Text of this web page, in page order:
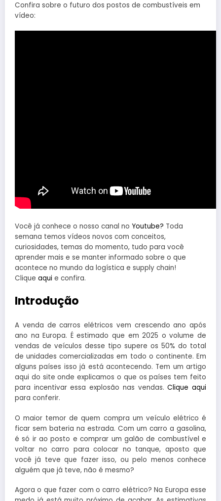
Confira sobre o futuro dos postos de combustíveis em
vídeo:
Você já conhece o nosso canal no Youtube? Toda
semana temos vídeos novos com conceitos,
curiosidades, temas do momento, tudo para você
aprender mais e se manter informado sobre o que
acontece no mundo da logística e supply chain!
Clique aqui e confira.
Introdução
A venda de carros elétricos vem crescendo ano após
ano na Europa. É estimado que em 2025 o volume de
vendas de veículos desse tipo supere os 50% do total
de unidades comercializadas em todo o continente. Em
alguns países isso já está acontecendo. Tem um artigo
aqui do site onde explicamos o que os países tem feito
para incentivar essa explosão nas vendas.Clique aqui
para conferir.
O maior temor de quem compra um veículo elétrico é
ficar sem bateria na estrada. Com um carro a gasolina,
é só ir ao posto e comprar um galão de combustível e
voltar no carro para colocar no tanque, aposto que
você já teve que fazer isso, ou pelo menos conhece
alguém que já teve, não é mesmo?
Agora o que fazer com o carro elétrico? Na Europa esse